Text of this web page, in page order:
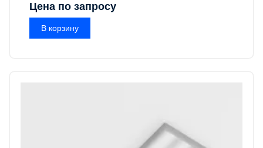
Цена по запросу
В корзину